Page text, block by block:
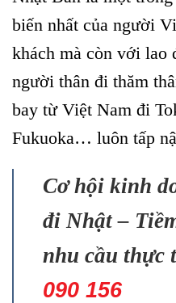
biến nhất của người
khách mà còn với lao
người thân đi thăm
bay từ Việt Nam đi
Fukuoka… luôn tấp
Cơ hội kinh
đi Nhật –
nhu cầu thực
090 156